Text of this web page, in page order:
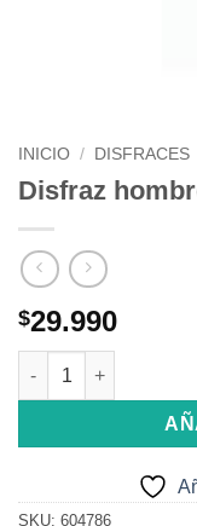
INICIO / DISFRACES
Disfraz
$29.990
Disfraz hombre
SKU: 604786